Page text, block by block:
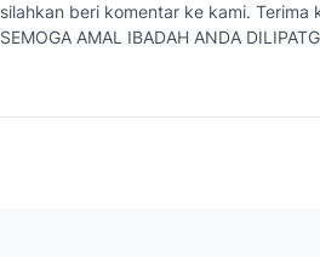
silahkan beri komentar ke kami. Terima
SEMOGA AMAL IBADAH ANDA